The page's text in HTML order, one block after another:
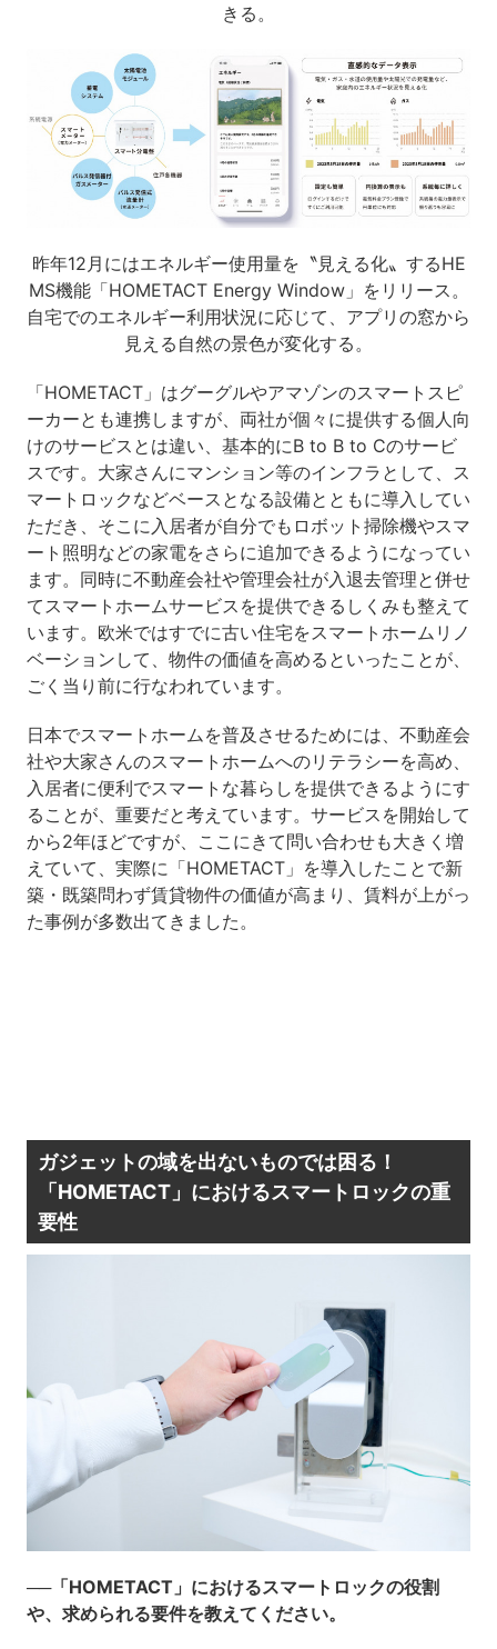
きる。
昨年12月にはエネルギー使用量を〝見える化〟するHE
MS機能「HOMETACT Energy Window」をリリース。
自宅でのエネルギー利用状況に応じて、アプリの窓から
見える自然の景色が変化する。
「HOMETACT」はグーグルやアマゾンのスマートスピ
ーカーとも連携しますが、両社が個々に提供する個人向
けのサービスとは違い、基本的にB to B to Cのサービ
スです。大家さんにマンション等のインフラとして、ス
マートロックなどベースとなる設備とともに導入してい
ただき、そこに入居者が自分でもロボット掃除機やスマ
ート照明などの家電をさらに追加できるようになってい
ます。同時に不動産会社や管理会社が入退去管理と併せ
てスマートホームサービスを提供できるしくみも整えて
います。欧米ではすでに古い住宅をスマートホームリノ
ベーションして、物件の価値を高めるといったことが、
ごく当り前に行なわれています。
日本でスマートホームを普及させるためには、不動産会
社や大家さんのスマートホームへのリテラシーを高め、
入居者に便利でスマートな暮らしを提供できるようにす
ることが、重要だと考えています。サービスを開始して
から2年ほどですが、ここにきて問い合わせも大きく増
えていて、実際に「HOMETACT」を導入したことで新
築・既築問わず賃貸物件の価値が高まり、賃料が上がっ
た事例が多数出てきました。
ガジェットの域を出ないものでは困る！
「HOMETACT」におけるスマートロックの重
要性
──「HOMETACT」におけるスマートロックの役割
や、求められる要件を教えてください。